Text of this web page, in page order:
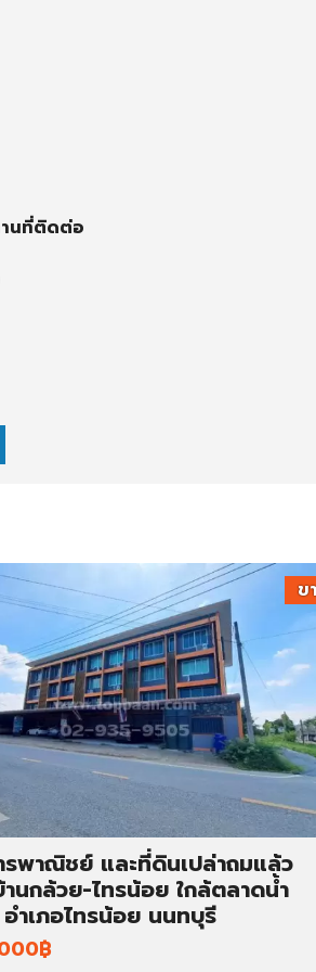
นที่ติดต่อ
ข
รพาณิชย์ และที่ดินเปล่าถมแล้ว
นกล้วย-ไทรน้อย ใกล้ตลาดน้ำ
ำเภอไทรน้อย นนทบุรี
฿